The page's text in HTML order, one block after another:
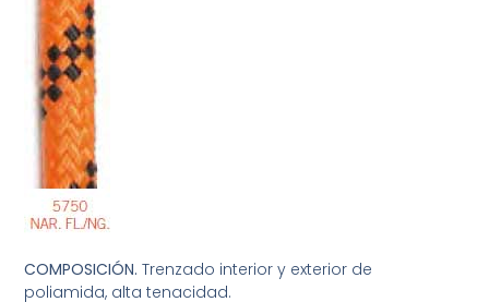
COMPOSICIÓN. Trenzado interior y exterior de
poliamida, alta tenacidad.